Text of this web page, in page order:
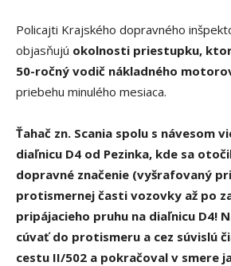
Policajti Krajského dopravného
objasňujú okolnosti priestupku,
50-ročný vodič nákladného
priebehu minulého mesiaca.
Ťahač zn. Scania spolu s návesom
diaľnicu D4 od Pezinka, kde sa
dopravné značenie (vyšrafovaný
protismernej časti vozovky až po
pripájacieho pruhu na diaľnicu D4!
cúvať do protismeru a cez súvislú
cestu II/502 a pokračoval v smere